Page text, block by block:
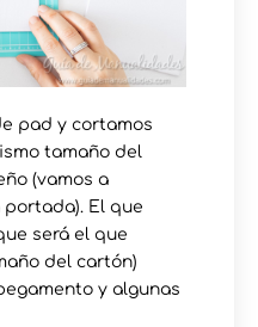
pad y cortamos
tamaño del
(vamos a
El que
será el que
del cartón)
y algunas